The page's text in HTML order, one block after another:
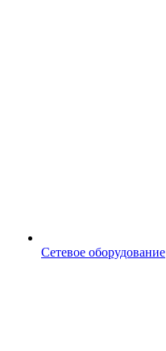
Сетевое оборудование